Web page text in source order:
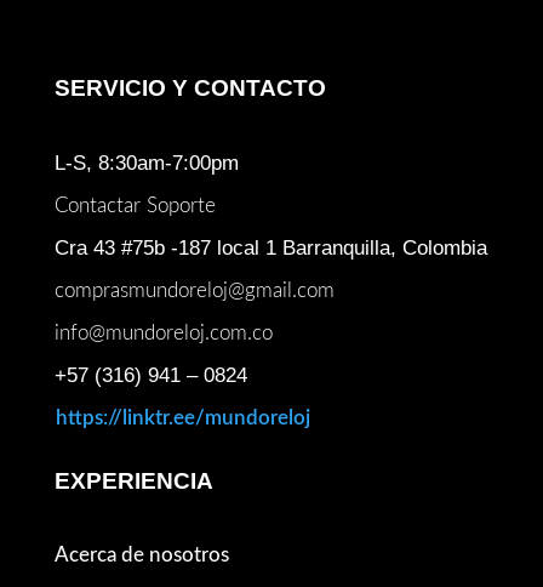
SERVICIO Y CONTACTO
L-S, 8:30am-7:00pm
Contactar Soporte
Cra 43 #75b -187 local 1 Barranquilla, Colombia
comprasmundoreloj@gmail.com
info@mundoreloj.com.co
+57 (316) 941 – 0824
https://linktr.ee/mundoreloj
EXPERIENCIA
Acerca de nosotros